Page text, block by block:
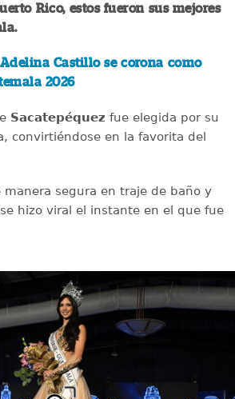
Rico, estos fueron sus mejores
Adelina Castillo se corona como
2026
Sacatepéquez fue elegida por su
convirtiéndose en la favorita del
segura en traje de baño y
hizo viral el instante en el que fue